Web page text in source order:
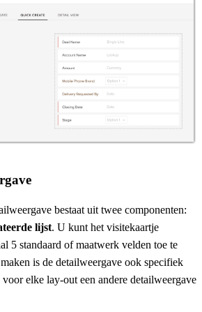
bestaat uit twee componenten:
lijst. U kunt het visitekaartje
5 standaard of maatwerk velden toe te
is de detailweergave ook specifiek
elke lay-out een andere detailweergave